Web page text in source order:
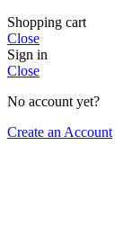
Shopping cart
Close
Sign in
Close
No account yet?
Create an Account